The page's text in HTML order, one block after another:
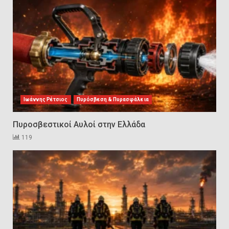
2
Πυροσβεστικοί Αυλοί στην
Ελλάδα
3
Πυρασφάλεια των Διυλιστηρίων
και τα Διεθνή Πρότυπα
Εκπαίδευσης
4
Επιχειρησιακή Αντιμετώπιση
Παραγωγής Υδρογονανθράκων
5
Συντήρηση και έλεγχος
εξοπλισμού για εργασίες σε
ύψος και είσοδο σε
περιορισμένους χώρους
Ιωάννης Ρέτσιος Πυρόσβεση & Πυρασφάλεια
Πυροσβεστικοί Αυλοί στην Ελλάδα
119